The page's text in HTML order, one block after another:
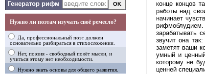
Генератор рифм
Нужно ли поэтам изучать своё ремесло?
Да, профессиональный поэт должен
основательно разбираться в стихосложении.
Нет, поэзия - свободный полёт мысли, и
учиться этому нет необходимости.
Нужно знать основы для общего развития.
конце концов
работы над
начинает
зарабатывать
звучит она
заметят ваши
умный и
которому не
ценней